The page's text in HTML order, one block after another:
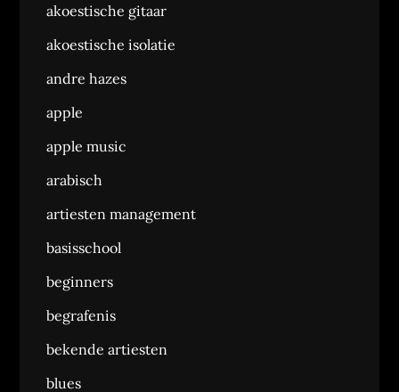
akoestische gitaar
akoestische isolatie
andre hazes
apple
apple music
arabisch
artiesten management
basisschool
beginners
begrafenis
bekende artiesten
blues